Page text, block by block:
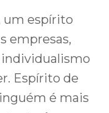
um espírito
empresas,
individualismo
Espírito de
é mais